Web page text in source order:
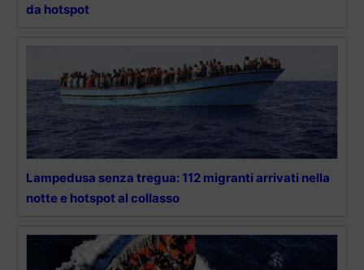
da hotspot
Lampedusa senza tregua: 112 migranti arrivati nella
notte e hotspot al collasso